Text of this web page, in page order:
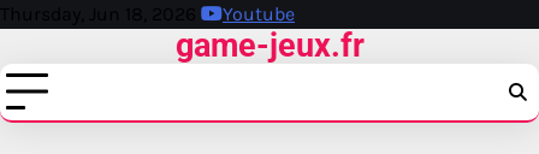
Skip
content
Thursday, Jun 18, 2026 Youtube
game-jeux.fr